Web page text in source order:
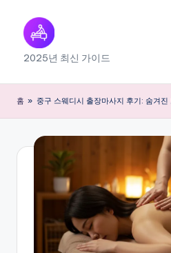
content
출
장
마
지
근
2025년 최신 가이드
홈 » 중구 스웨디시 출장마사지 후기: 숨겨